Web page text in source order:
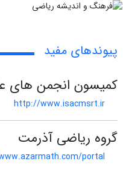
پیوندهای مفید
کمیسون انجمن های
http://www.isacmsrt.ir
گروه ریاضی آذرمت
portal